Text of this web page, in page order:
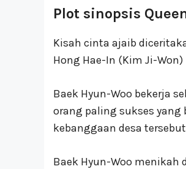
Plot sinopsis
Kisah cinta ajaib
Hong Hae-In (Kim Ji-
Baek Hyun-Woo bekerja
orang paling sukses yang
kebanggaan desa
Baek Hyun-Woo menikah